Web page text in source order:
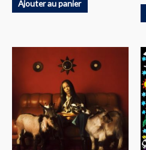
Ajouter au panier